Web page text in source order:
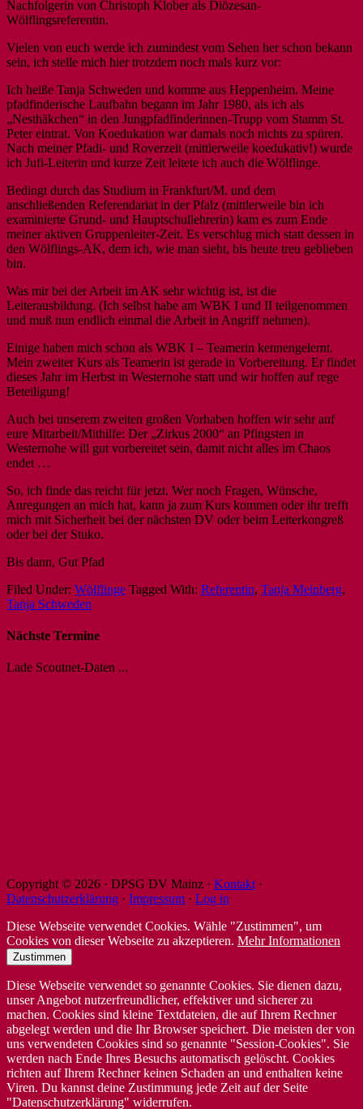
Nachfolgerin von Christoph Klober als Diözesan-
Wölflingsreferentin.
Vielen von euch werde ich zumindest vom Sehen her schon bekann
sein, ich stelle mich hier trotzdem noch mals kurz vor:
Ich heiße Tanja Schweden und komme aus Heppenheim. Meine
pfadfinderische Laufbahn begann im Jahr 1980, als ich als
„Nesthäkchen“ in den Jungpfadfinderinnen-Trupp vom Stamm St.
Peter eintrat. Von Koedukation war damals noch nichts zu spüren.
Nach meiner Pfadi- und Roverzeit (mittlerweile koedukativ!) wurde
ich Jufi-Leiterin und kurze Zeit leitete ich auch die Wölflinge.
Bedingt durch das Studium in Frankfurt/M. und dem
anschließenden Referendariat in der Pfalz (mittlerweile bin ich
examinierte Grund- und Hauptschullehrerin) kam es zum Ende
meiner aktiven Gruppenleiter-Zeit. Es verschlug mich statt dessen in
den Wölflings-AK, dem ich, wie man sieht, bis heute treu geblieben
bin.
Was mir bei der Arbeit im AK sehr wichtig ist, ist die
Leiterausbildung. (Ich selbst habe am WBK I und II teilgenommen
und muß nun endlich einmal die Arbeit in Angriff nehmen).
Einige haben mich schon als WBK I – Teamerin kennengelernt.
Mein zweiter Kurs als Teamerin ist gerade in Vorbereitung. Er findet
dieses Jahr im Herbst in Westernohe statt und wir hoffen auf rege
Beteiligung!
Auch bei unserem zweiten großen Vorhaben hoffen wir sehr auf
eure Mitarbeit/Mithilfe: Der „Zirkus 2000“ an Pfingsten in
Westernohe will gut vorbereitet sein, damit nicht alles im Chaos
endet …
So, ich finde das reicht für jetzt. Wer noch Fragen, Wünsche,
Anregungen an mich hat, kann ja zum Kurs kommen oder ihr trefft
mich mit Sicherheit bei der nächsten DV oder beim Leiterkongreß
oder bei der Stuko.
Bis dann, Gut Pfad
Filed Under: Wölflinge Tagged With: Referentin, Tanja Meinberg,
Tanja Schweden
Nächste Termine
Lade Scoutnet-Daten ...
Copyright © 2026 · DPSG DV Mainz · Kontakt ·
Datenschutzerklärung · Impressum · Log in
Diese Webseite verwendet Cookies. Wähle "Zustimmen", um
Cookies von dieser Webseite zu akzeptieren. Mehr Informationen
Zustimmen
Diese Webseite verwendet so genannte Cookies. Sie dienen dazu,
unser Angebot nutzerfreundlicher, effektiver und sicherer zu
machen. Cookies sind kleine Textdateien, die auf Ihrem Rechner
abgelegt werden und die Ihr Browser speichert. Die meisten der von
uns verwendeten Cookies sind so genannte "Session-Cookies". Sie
werden nach Ende Ihres Besuchs automatisch gelöscht. Cookies
richten auf Ihrem Rechner keinen Schaden an und enthalten keine
Viren. Du kannst deine Zustimmung jede Zeit auf der Seite
"Datenschutzerklärung" widerrufen.